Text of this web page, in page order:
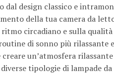
dal design classico e
della tua camera da
circadiano e sulla
di sonno più rilassante
un’atmosfera
tipologie di lampade